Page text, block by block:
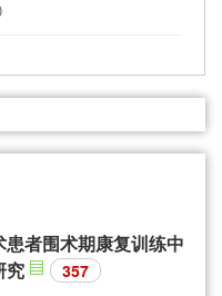
者围术期康复训练中
究
357